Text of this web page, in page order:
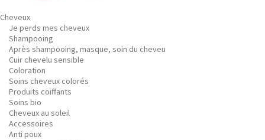
Cheveux
Je perds mes cheveux
Shampooing
Après shampooing, masque, soin du cheveu
Cuir chevelu sensible
Coloration
Soins cheveux colorés
Produits coiffants
Soins bio
Cheveux au soleil
Accessoires
Anti poux